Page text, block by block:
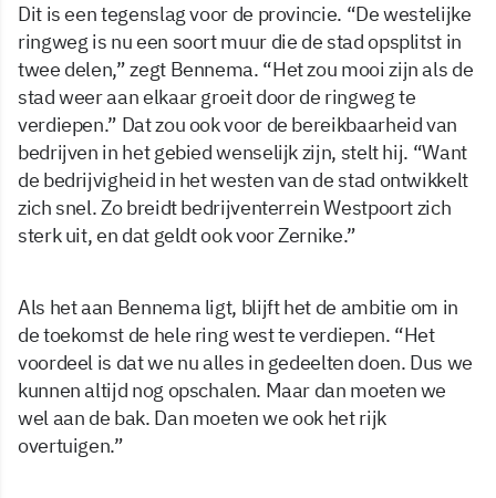
Dit is een tegenslag voor de provincie. “De westelijke
ringweg is nu een soort muur die de stad opsplitst in
twee delen,” zegt Bennema. “Het zou mooi zijn als de
stad weer aan elkaar groeit door de ringweg te
verdiepen.” Dat zou ook voor de bereikbaarheid van
bedrijven in het gebied wenselijk zijn, stelt hij. “Want
de bedrijvigheid in het westen van de stad ontwikkelt
zich snel. Zo breidt bedrijventerrein Westpoort zich
sterk uit, en dat geldt ook voor Zernike.”
Als het aan Bennema ligt, blijft het de ambitie om in
de toekomst de hele ring west te verdiepen. “Het
voordeel is dat we nu alles in gedeelten doen. Dus we
kunnen altijd nog opschalen. Maar dan moeten we
wel aan de bak. Dan moeten we ook het rijk
overtuigen.”